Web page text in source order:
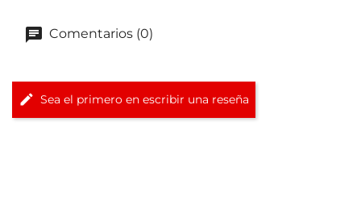
Comentarios (0)
Sea el primero en escribir una reseña